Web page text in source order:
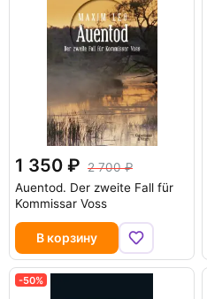
1 350
2 700
Auentod. Der zweite Fall für
Kommissar Voss
В корзину
-50%